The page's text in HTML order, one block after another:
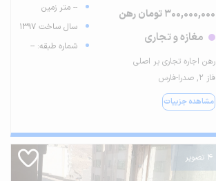
300,000,000 تومان رهن
مغازه و تجاری
رهن اجاره تجاری بر اصلی
فاز ۲, صدرا-فارس
مشاهده جزییات
-- متر زمین
سال ساخت 1397
شماره طبقه: --
4 تصویر